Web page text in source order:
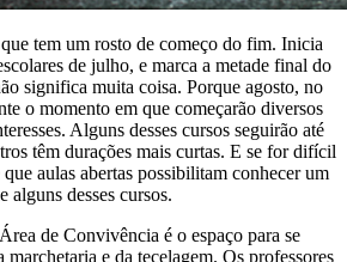
tem um rosto de começo do fim. Inicia
de julho, e marca a metade final do
significa muita coisa. Porque agosto, no
o momento em que começarão diversos
Alguns desses cursos seguirão até
têm durações mais curtas. E se for difícil
aulas abertas possibilitam conhecer um
alguns desses cursos.
de Convivência é o espaço para se
e da tecelagem. Os professores